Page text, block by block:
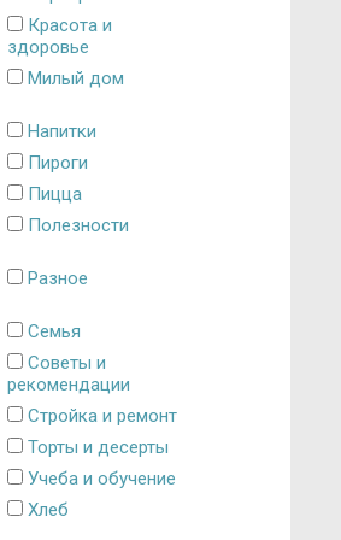
Красота и
здоровье
Милый дом
Напитки
Пироги
Пицца
Полезности
Разное
Семья
Советы и
рекомендации
Стройка и ремонт
Торты и десерты
Учеба и обучение
Хлеб